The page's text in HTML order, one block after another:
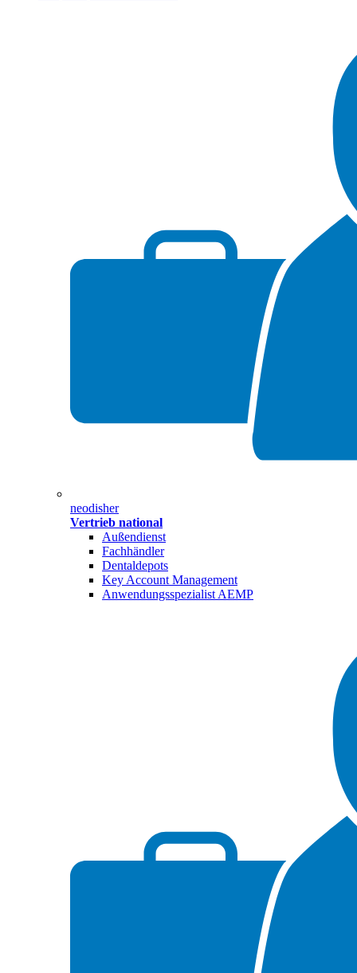
neodisher
Vertrieb national
Außendienst
Fachhändler
Dentaldepots
Key Account Management
Anwendungsspezialist AEMP